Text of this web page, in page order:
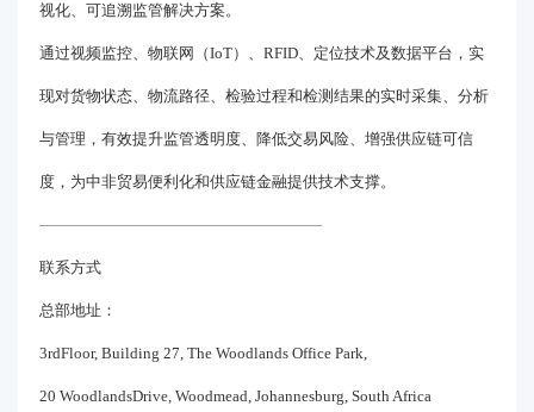
视化、可追溯监管解决方案。
通过视频监控、物联网（IoT）、RFID、定位技术及数据平台，实
现对货物状态、物流路径、检验过程和检测结果的实时采集、分析
与管理，有效提升监管透明度、降低交易风险、增强供应链可信
度，为中非贸易便利化和供应链金融提供技术支撑。
联系方式
总部地址：
3rdFloor, Building 27, The Woodlands Office Park,
20 WoodlandsDrive, Woodmead, Johannesburg, South Africa